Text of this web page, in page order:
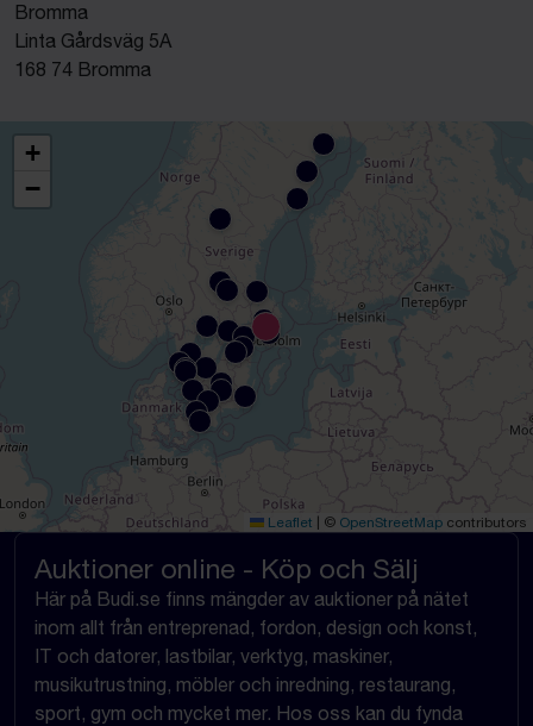
Bromma
Linta Gårdsväg 5A
168 74 Bromma
+
−
Leaflet © OpenStreetMap contributors
Auktioner online - Köp och Sälj
Här på Budi.se finns mängder av auktioner på nätet
inom allt från entreprenad, fordon, design och konst,
IT och datorer, lastbilar, verktyg, maskiner,
musikutrustning, möbler och inredning, restaurang,
sport, gym och mycket mer. Hos oss kan du fynda